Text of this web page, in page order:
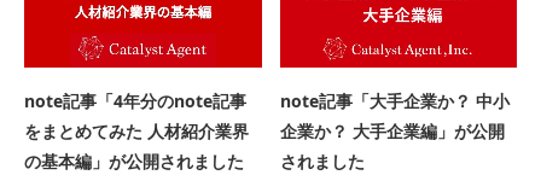
note記事「4年分のnote記事
をまとめてみた 人材紹介業界
の基本編」が公開されました
note記事「大手企業か？ 中小
企業か？ 大手企業編」が公開
されました